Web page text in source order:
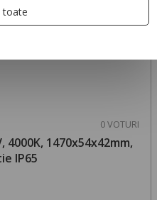
0 VOTURI
4000K, 1470x54x42mm,
IP65
toate